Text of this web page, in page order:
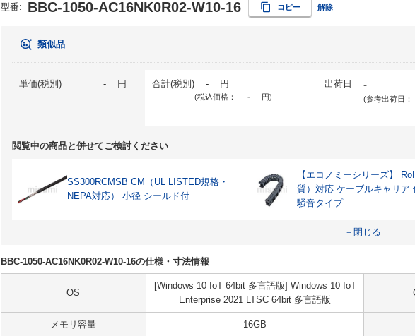
型番: BBC-1050-AC16NK0R02-W10-16 コピー 解除
類似品
単価(税別) - 円 合計(税別) - 円
(税込価格： - 円)
出荷日 -
(参考出荷日：
閲覧中の商品と併せてご検討ください
SS300RCMSB CM（UL LISTED規格・
NEPA対応） 小径 シールド付
【エコノミーシリーズ】
質）対応 ケーブルキャリア
騒音タイプ
－閉じる
BBC-1050-AC16NK0R02-W10-16の仕様・寸法情報
OS
[Windows 10 IoT 64bit 多言語版] Windows 10 IoT
Enterprise 2021 LTSC 64bit 多言語版
メモリ容量 16GB